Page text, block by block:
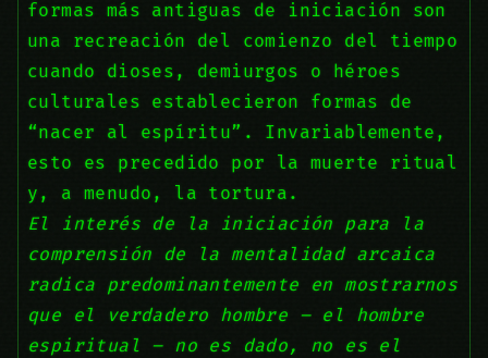
formas más antiguas de iniciación son
una recreación del comienzo del tiempo
cuando dioses, demiurgos o héroes
culturales establecieron formas de
“nacer al espíritu”. Invariablemente,
esto es precedido por la muerte ritual
y, a menudo, la tortura.
El interés de la iniciación para la
comprensión de la mentalidad arcaica
radica predominantemente en mostrarnos
que el verdadero hombre – el hombre
espiritual – no es dado, no es el